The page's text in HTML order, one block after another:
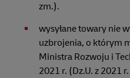
zm.).
wysyłane towary nie
uzbrojenia, o którym
Ministra Rozwoju i
2021 r. (Dz.U. z 2021